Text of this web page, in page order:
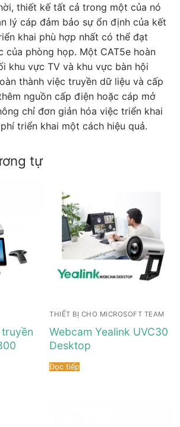
thiết kế tất cả trong một của nó
lý cáp đảm bảo sự ổn định của kết
khai phù hợp nhất có thể đạt
của phòng họp. Một CAT5e hoàn
khu vực TV và khu vực bàn hội
thành việc truyền dữ liệu và cấp
nguồn cấp điện hoặc cáp mở
chỉ đơn giản hóa việc triển khai
triển khai một cách hiệu quả.
tự
THIẾT BỊ CHO MICROSOFT TEAM
Webcam Yealink UVC30
Desktop
Đọc tiếp